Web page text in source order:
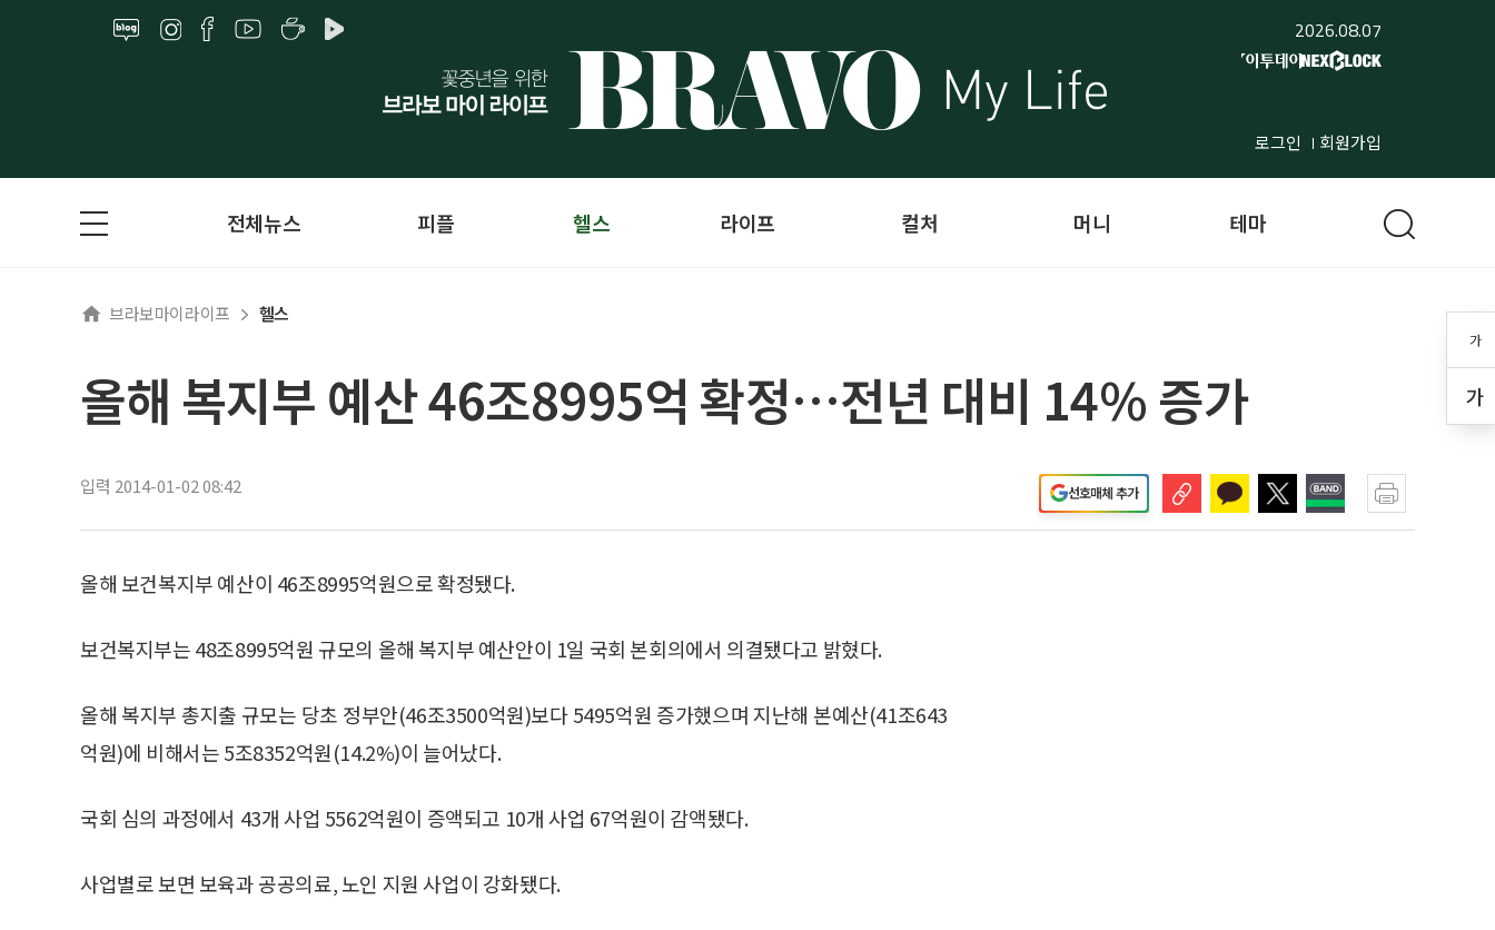
2026.08.07
로그인 회원가입
가
가
전체뉴스 피플 헬스 라이프 컬처 머니 테마
브라보마이라이프 헬스
올해 복지부 예산 46조8995억 확정…전년 대비 14% 증가
입력 2014-01-02 08:42 선호매체 추가
올해 보건복지부 예산이 46조8995억원으로 확정됐다.
보건복지부는 48조8995억원 규모의 올해 복지부 예산안이 1일 국회 본회의에서 의결됐다고 밝혔다.
올해 복지부 총지출 규모는 당초 정부안(46조3500억원)보다 5495억원 증가했으며 지난해 본예산(41조643
억원)에 비해서는 5조8352억원(14.2%)이 늘어났다.
국회 심의 과정에서 43개 사업 5562억원이 증액되고 10개 사업 67억원이 감액됐다.
사업별로 보면 보육과 공공의료, 노인 지원 사업이 강화됐다.